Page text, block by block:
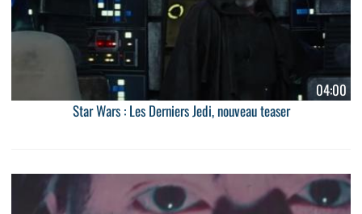
04:00
Star Wars : Les Derniers Jedi, nouveau teaser